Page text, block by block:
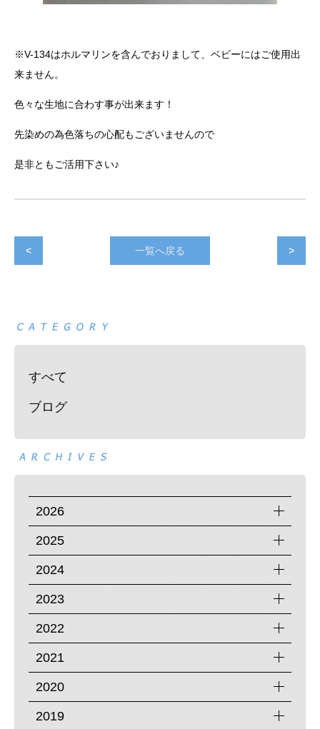
※V-134はホルマリンを含んでおりまして、ベビーにはご使用出
来ません。
色々な生地に合わす事が出来ます！
先染めの為色落ちの心配もございませんので
是非ともご活用下さい♪
< 一覧へ戻る >
すべて
ブログ
2026
2025
2024
2023
2022
2021
2020
2019